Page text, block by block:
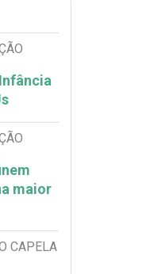
maior
CAPELA